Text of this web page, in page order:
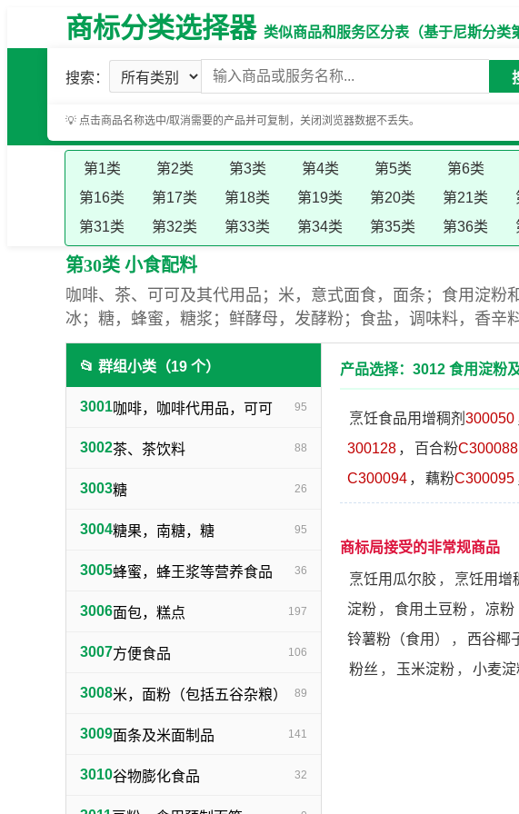
商标分类选择器类似商品和服务区分表（基于尼斯分类
搜索：
💡 点击商品名称选中/取消需要的产品并可复制，关闭浏览器数据不丢失。
第1类 第2类 第3类 第4类 第5类 第6类
第16类
第17类 第18类 第19类 第20类 第21类
第31类
第32类 第33类 第34类 第35类 第36类
第30类 小食配料
咖啡、茶、可可及其代用品；米，意式面食，面条；食用淀
冰；糖，蜂蜜，糖浆；鲜酵母，发酵粉；食盐，调味料，香辛
📂 群组小类（19 个）
3001咖啡，咖啡代用品，可可 95
3002茶、茶饮料 88
3003糖 26
3004糖果，南糖，糖 95
3005蜂蜜，蜂王浆等营养食品 36
3006面包，糕点 197
3007方便食品 106
3008米，面粉（包括五谷杂粮） 89
3009面条及米面制品 141
3010谷物膨化食品 32
产品选择：3012 食用淀粉
烹饪食品用增稠剂 300050
300128 ， 百合粉C300088
C300094 ， 藕粉C300095
商标局接受的非常规商品
烹饪用瓜尔胶 ， 烹饪用增
淀粉 ， 食用土豆粉 ， 凉粉
铃薯粉（食用）
， 西谷椰
粉丝 ， 玉米淀粉 ， 小麦淀